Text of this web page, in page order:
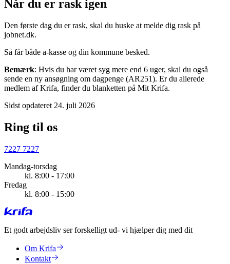
Når du er rask igen
Den første dag du er rask, skal du huske at melde dig rask på
jobnet.dk.
Så får både a-kasse og din kommune besked.
Bemærk: Hvis du har været syg mere end 6 uger, skal du også
sende en ny ansøgning om dagpenge (AR251). Er du allerede
medlem af Krifa, finder du blanketten på Mit Krifa.
Sidst opdateret 24. juli 2026
Ring til os
7227 7227
Mandag-torsdag
kl. 8:00 - 17:00
Fredag
kl. 8:00 - 15:00
Et godt arbejdsliv ser forskelligt ud- vi hjælper dig med dit
Om Krifa
Kontakt